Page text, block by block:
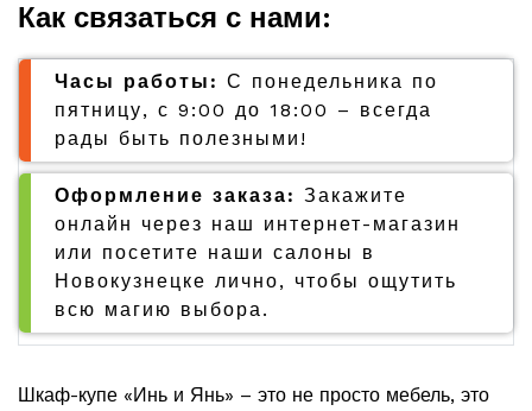
Как связаться с нами:
Часы работы: С понедельника по
пятницу, с 9:00 до 18:00 – всегда
рады быть полезными!
Оформление заказа: Закажите
онлайн через наш интернет-магазин
или посетите наши салоны в
Новокузнецке лично, чтобы ощутить
всю магию выбора.
Шкаф-купе «Инь и Янь» – это не просто мебель, это